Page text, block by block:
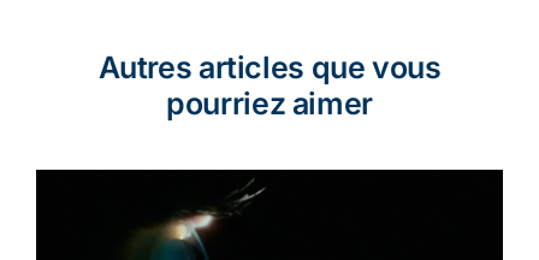
Autres articles que vous
pourriez aimer